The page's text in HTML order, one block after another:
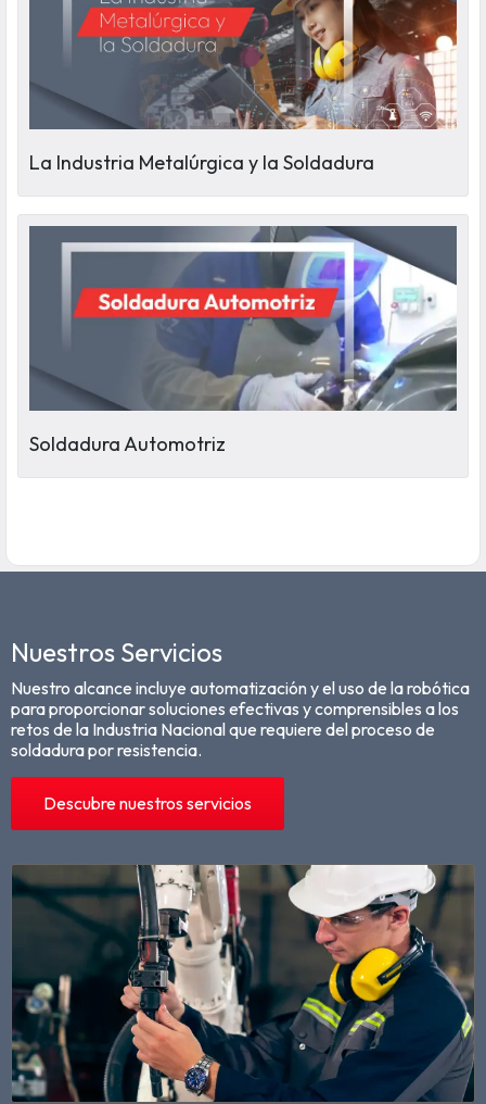
La Industria Metalúrgica y la Soldadura
Soldadura Automotriz
Nuestros Servicios
Nuestro alcance incluye automatización y el uso de la robótica
para proporcionar soluciones efectivas y comprensibles a los
retos de la Industria Nacional que requiere del proceso de
soldadura por resistencia.
Descubre nuestros servicios